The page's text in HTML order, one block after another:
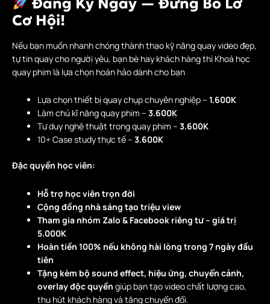
Cơ Hội!
Nếu bạn muốn nhanh chóng thành thạo kỹ năng quay video đẹp,
tự tin quay cho người yêu, bạn bè hay khách hàng thì Khoá học
quay phim là lựa chọn hoàn hảo dành cho bạn
Lựa chọn thiết bị quay chụp chuyên nghiệp – 1.600K
Làm chủ kĩ năng quay phim – 3.600K
Tư duy nghệ thuật trong quay phim – 3.600K
10+ Case study thực tế – 3.600K
Đặc quyền học viên:
Hỗ trợ học viên trọn đời
Cộng đồng nhà sáng tạo triệu view
Tham gia nhóm Zalo & Facebook riêng tư – giá trị
5.000K
Hoàn tiền 100% nếu không hài lòng trong 7 ngày đầu
tiên
Tặng kèm bộ sound effect, hiệu ứng, chuyển cảnh,
overlay độc quyền giúp bạn tạo video chất lượng cao,
thu hút khách hàng và tăng chuyển đổi.